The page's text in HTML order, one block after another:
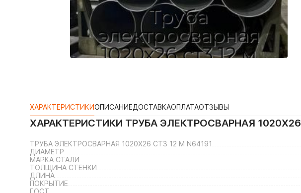
ХАРАКТЕРИСТИКИОПИСАНИЕДОСТАВКАОПЛАТАОТЗЫВЫ
ХАРАКТЕРИСТИКИ ТРУБА ЭЛЕКТРОСВАРНАЯ
ТРУБА ЭЛЕКТРОСВАРНАЯ 1020Х26 СТ3 12 М N64191
ДИАМЕТР
МАРКА СТАЛИ
ТОЛЩИНА СТЕНКИ
ДЛИНА
ПОКРЫТИЕ
ГОСТ